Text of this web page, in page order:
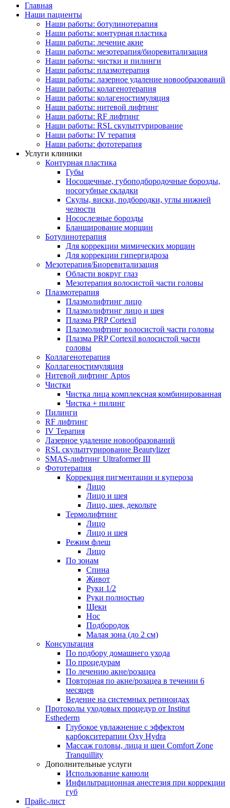
Главная
Наши пациенты
Наши работы: ботулинотерапия
Наши работы: контурная пластика
Наши работы: лечение акне
Наши работы: мезотерапия/биоревитализация
Наши работы: чистки и пилинги
Наши работы: плазмотерапия
Наши работы: лазерное удаление новообразований
Наши работы: колагенотерапия
Наши работы: колагеностимуляция
Наши работы: нитевой лифтинг
Наши работы: RF лифтинг
Наши работы: RSL скульптурирование
Наши работы: IV терапия
Наши работы: фототерапия
Услуги клиники
Контурная пластика
Губы
Носощечные, губоподбородочные борозды,
носогубные складки
Скулы, виски, подбородки, углы нижней
челюсти
Носослезные борозды
Бланширование морщин
Ботулинотерапия
Для коррекции мимических морщин
Для коррекции гипергидроза
Мезотерапия/Биоревитализация
Области вокруг глаз
Мезотерапия волосистой части головы
Плазмотерапия
Плазмолифтинг лицо
Плазмолифтинг лицо и шея
Плазма PRP Cortexil
Плазмолифтинг волосистой части головы
Плазма PRP Cortexil волосистой части
головы
Коллагенотерапия
Коллагеностимуляция
Нитевой лифтинг Aptos
Чистки
Чистка лица комплексная комбинированная
Чистка + пилинг
Пилинги
RF лифтинг
IV Терапия
Лазерное удаление новообразований
RSL скульптурирование Beautylizer
SMAS-лифтинг Ultraformer III
Фототерапия
Коррекция пигментации и купероза
Лицо
Лицо и шея
Лицо, шея, декольте
Термолифтинг
Лицо
Лицо и шея
Режим флеш
Лицо
По зонам
Спина
Живот
Руки 1/2
Руки полностью
Щеки
Нос
Подбородок
Малая зона (до 2 см)
Консультация
По подбору домашнего ухода
По процедурам
По лечению акне/розацеа
Повторная по акне/розацеа в течении 6
месяцев
Ведение на системных ретиноидах
Протоколы уходовых процедур от Institut
Esthederm
Глубокое увлажнение с эффектом
карбокситерапии Oxy Hydra
Массаж головы, лица и шеи Comfort Zone
Tranquillity
Дополнительные услуги
Использование канюли
Инфильтрационная анестезия при коррекции
губ
Прайс-лист